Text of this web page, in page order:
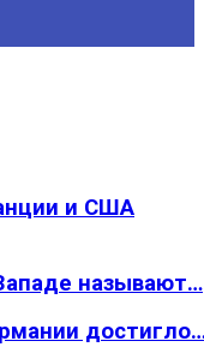
и США
называют…